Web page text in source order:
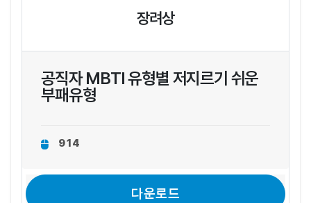
장려상
공직자 MBTI 유형별 저지르기 쉬운
부패유형
914
다운로드